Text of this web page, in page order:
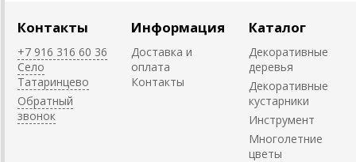
Контакты
+7 916 316 60 36
Село
Татаринцево
Обратный
звонок
Информация
Доставка и
оплата
Контакты
Каталог
Декоративные
деревья
Декоративные
кустарники
Инструмент
Многолетние
цветы